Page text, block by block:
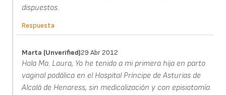
dispuestos.
Respuesta
Marta (unverified)29 Abr 2012
Hola Ma. Laura, Yo he tenido a mi primera hija en parto
vaginal podálica en el Hospital Príncipe de Asturias de
Alcalá de Henaress, sin medicalización y con episiotomía